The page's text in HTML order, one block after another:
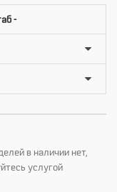
-
в наличии нет,
услугой